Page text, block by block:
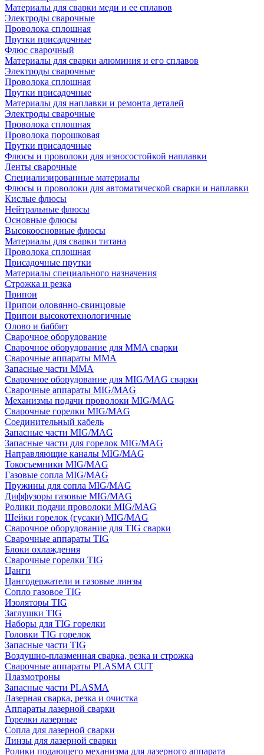
Материалы для сварки меди и ее сплавов
Электроды сварочные
Проволока сплошная
Прутки присадочные
Флюс сварочный
Материалы для сварки алюминия и его сплавов
Электроды сварочные
Проволока сплошная
Прутки присадочные
Материалы для наплавки и ремонта деталей
Электроды сварочные
Проволока сплошная
Проволока порошковая
Прутки присадочные
Флюсы и проволоки для износостойкой наплавки
Ленты сварочные
Специализированные материалы
Флюсы и проволоки для автоматической сварки и наплавки
Кислые флюсы
Нейтральные флюсы
Основные флюсы
Высокоосновные флюсы
Материалы для сварки титана
Проволока сплошная
Присадочные прутки
Материалы специального назначения
Строжка и резка
Припои
Припои оловянно-свинцовые
Припои высокотехнологичные
Олово и баббит
Сварочное оборудование
Сварочное оборудование для MMA сварки
Сварочные аппараты MMA
Запасные части MMA
Сварочное оборудование для MIG/MAG сварки
Сварочные аппараты MIG/MAG
Механизмы подачи проволоки MIG/MAG
Сварочные горелки MIG/MAG
Соединительный кабель
Запасные части MIG/MAG
Запасные части для горелок MIG/MAG
Направляющие каналы MIG/MAG
Токосъемники MIG/MAG
Газовые сопла MIG/MAG
Пружины для сопла MIG/MAG
Диффузоры газовые MIG/MAG
Ролики подачи проволоки MIG/MAG
Шейки горелок (гусаки) MIG/MAG
Сварочное оборудование для TIG сварки
Сварочные аппараты TIG
Блоки охлаждения
Сварочные горелки TIG
Цанги
Цангодержатели и газовые линзы
Сопло газовое TIG
Изоляторы TIG
Заглушки TIG
Наборы для TIG горелки
Головки TIG горелок
Запасные части TIG
Воздушно-плазменная сварка, резка и строжка
Сварочные аппараты PLASMA CUT
Плазмотроны
Запасные части PLASMA
Лазерная сварка, резка и очистка
Аппараты лазерной сварки
Горелки лазерные
Сопла для лазерной сварки
Линзы для лазерной сварки
Ролики подающего механизма для лазерного аппарата